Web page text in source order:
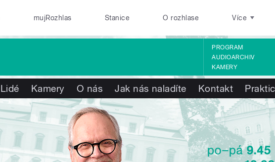
mujRozhlas Stanice O rozhlase Více
PROGRAM
AUDIOARCHIV
KAMERY
Lidé Kamery O nás Jak nás naladíte Kontakt